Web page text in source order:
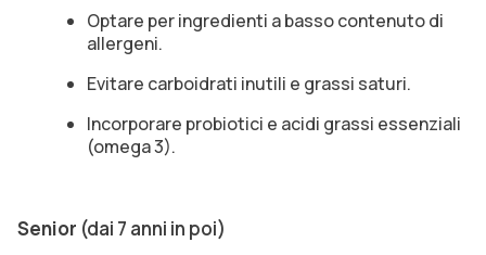
Optare per ingredienti a basso contenuto di
allergeni.
Evitare carboidrati inutili e grassi saturi.
Incorporare probiotici e acidi grassi essenziali
(omega 3).
Senior (dai 7 anni in poi)